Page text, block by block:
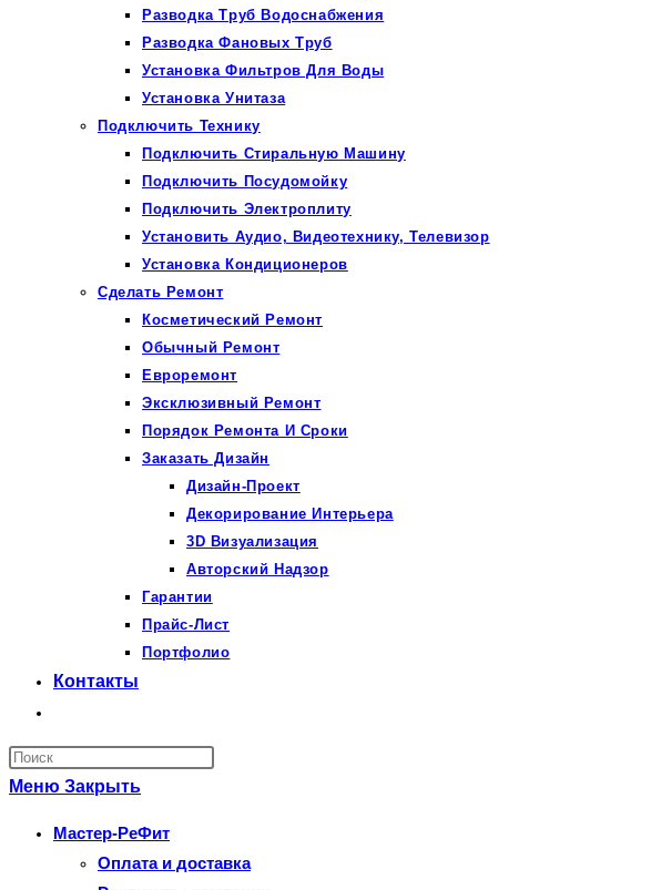
Разводка Труб Водоснабжения
Разводка Фановых Труб
Установка Фильтров Для Воды
Установка Унитаза
Подключить Технику
Подключить Стиральную Машину
Подключить Посудомойку
Подключить Электроплиту
Установить Аудио, Видеотехнику, Телевизор
Установка Кондиционеров
Сделать Ремонт
Косметический Ремонт
Обычный Ремонт
Евроремонт
Эксклюзивный Ремонт
Порядок Ремонта И Сроки
Заказать Дизайн
Дизайн-Проект
Декорирование Интерьера
3D Визуализация
Авторский Надзор
Гарантии
Прайс-Лист
Портфолио
Контакты
поиск
по
сайту
закрыть
Меню Закрыть
Мастер-РеФит
Оплата и доставка